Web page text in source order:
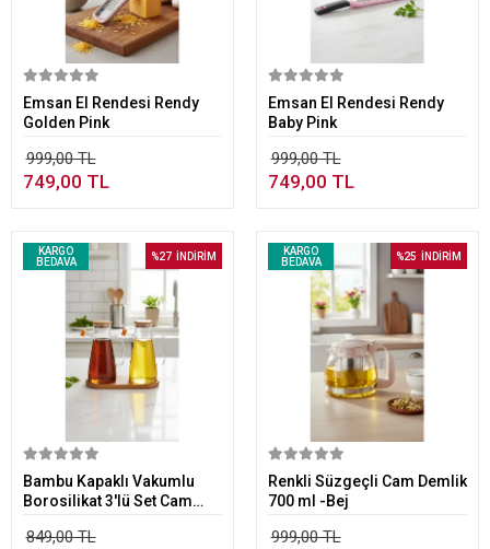
Sepete Ekle
Emsan El Rendesi Rendy
Golden Pink
999,00 TL
749,00 TL
Sepete Ekle
Emsan El Rendesi Rendy
Baby Pink
999,00 TL
749,00 TL
KARGO
BEDAVA
%27 İNDİRİM
Sepete Ekle
Bambu Kapaklı Vakumlu
Borosilikat 3'lü Set Cam
Bambu Altlık
849,00 TL
KARGO
BEDAVA
%25 İNDİRİM
Sepete Ekle
Renkli Süzgeçli Cam Demlik
700 ml -Bej
999,00 TL